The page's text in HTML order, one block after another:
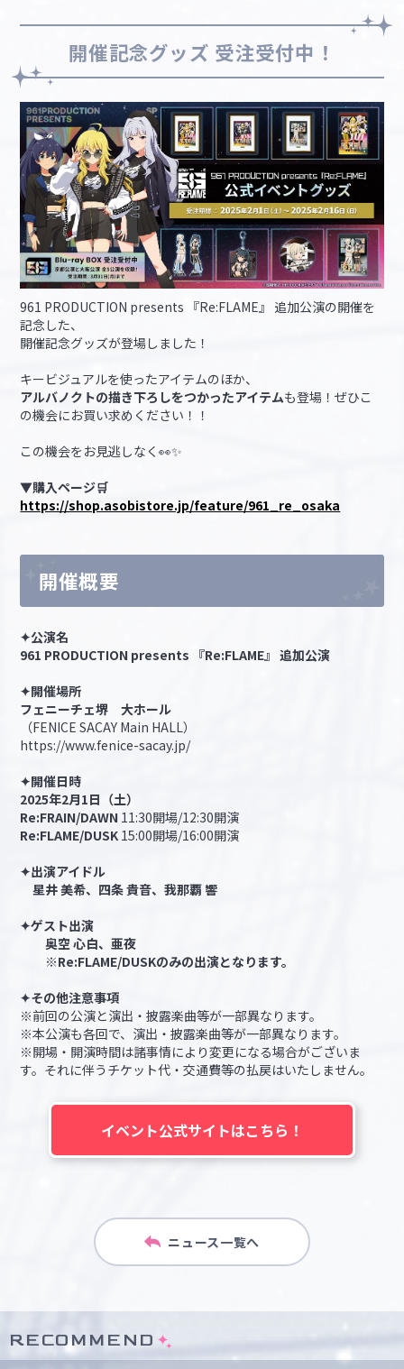
開催記念グッズ 受注受付中！
961 PRODUCTION presents 『Re:FLAME』 追加公演の開催を
記念した、
開催記念グッズが登場しました！
キービジュアルを使ったアイテムのほか、
アルバノクトの描き下ろしをつかったアイテムも登場！ぜひこ
の機会にお買い求めください！！
この機会をお見逃しなく👀✨
▼購入ページ🛒
https://shop.asobistore.jp/feature/961_re_osaka
開催概要
✦公演名
961 PRODUCTION presents 『Re:FLAME』 追加公演
✦開催場所
フェニーチェ堺 大ホール
（FENICE SACAY Main HALL）
https://www.fenice-sacay.jp/
✦開催日時
2025年2月1日（土）
Re:FRAIN/DAWN 11:30開場/12:30開演
Re:FLAME/DUSK 15:00開場/16:00開演
✦出演アイドル
星井 美希、四条 貴音、我那覇 響
✦ゲスト出演
奥空 心白、亜夜
※Re:FLAME/DUSKのみの出演となります。
✦その他注意事項
※前回の公演と演出・披露楽曲等が一部異なります。
※本公演も各回で、演出・披露楽曲等が一部異なります。
※開場・開演時間は諸事情により変更になる場合がございま
す。それに伴うチケット代・交通費等の払戻はいたしません。
イベント公式サイトはこちら！
ニュース一覧へ
RECOMMEND